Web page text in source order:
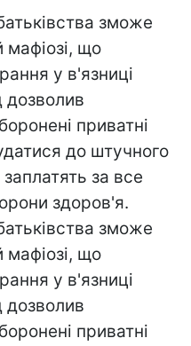
зможе
мафіозі, що
у в'язниці
приватні
до штучного
за все
здоров'я.
зможе
мафіозі, що
у в'язниці
приватні